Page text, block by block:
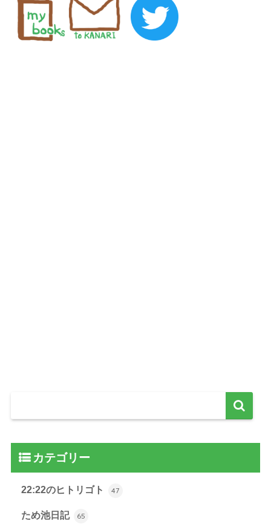
カテゴリー
22:22のヒトリゴト 47
ため池日記 65